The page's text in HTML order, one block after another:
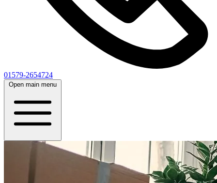
01579-2654724
Open main menu